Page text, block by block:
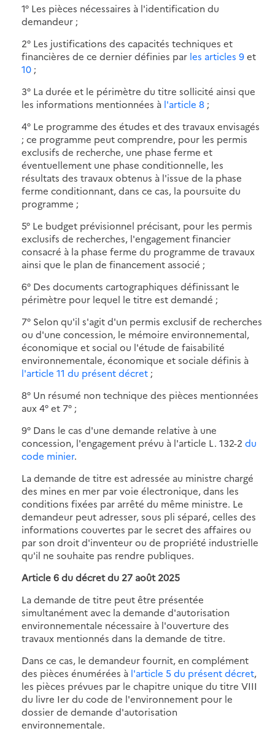
1° Les pièces nécessaires à l'identification du
demandeur ;
2° Les justifications des capacités techniques et
financières de ce dernier définies par les articles 9et
10 ;
3° La durée et le périmètre du titre sollicité ainsi que
les informations mentionnées à l'article 8 ;
4° Le programme des études et des travaux envisagés
; ce programme peut comprendre, pour les permis
exclusifs de recherche, une phase ferme et
éventuellement une phase conditionnelle, les
résultats des travaux obtenus à l'issue de la phase
ferme conditionnant, dans ce cas, la poursuite du
programme ;
5° Le budget prévisionnel précisant, pour les permis
exclusifs de recherches, l'engagement financier
consacré à la phase ferme du programme de travaux
ainsi que le plan de financement associé ;
6° Des documents cartographiques définissant le
périmètre pour lequel le titre est demandé ;
7° Selon qu'il s'agit d'un permis exclusif de recherches
ou d'une concession, le mémoire environnemental,
économique et social ou l'étude de faisabilité
environnementale, économique et sociale définis à
l'article 11 du présent décret ;
8° Un résumé non technique des pièces mentionnées
aux 4° et 7° ;
9° Dans le cas d'une demande relative à une
concession, l'engagement prévu à l'article L. 132-2 du
code minier.
La demande de titre est adressée au ministre chargé
des mines en mer par voie électronique, dans les
conditions fixées par arrêté du même ministre. Le
demandeur peut adresser, sous pli séparé, celles des
informations couvertes par le secret des affaires ou
par son droit d'inventeur ou de propriété industrielle
qu'il ne souhaite pas rendre publiques.
Article 6 du décret du 27 août 2025
La demande de titre peut être présentée
simultanément avec la demande d'autorisation
environnementale nécessaire à l'ouverture des
travaux mentionnés dans la demande de titre.
Dans ce cas, le demandeur fournit, en complément
des pièces énumérées à l'article 5 du présent décret,
les pièces prévues par le chapitre unique du titre VIII
du livre Ier du code de l'environnement pour le
dossier de demande d'autorisation
environnementale.